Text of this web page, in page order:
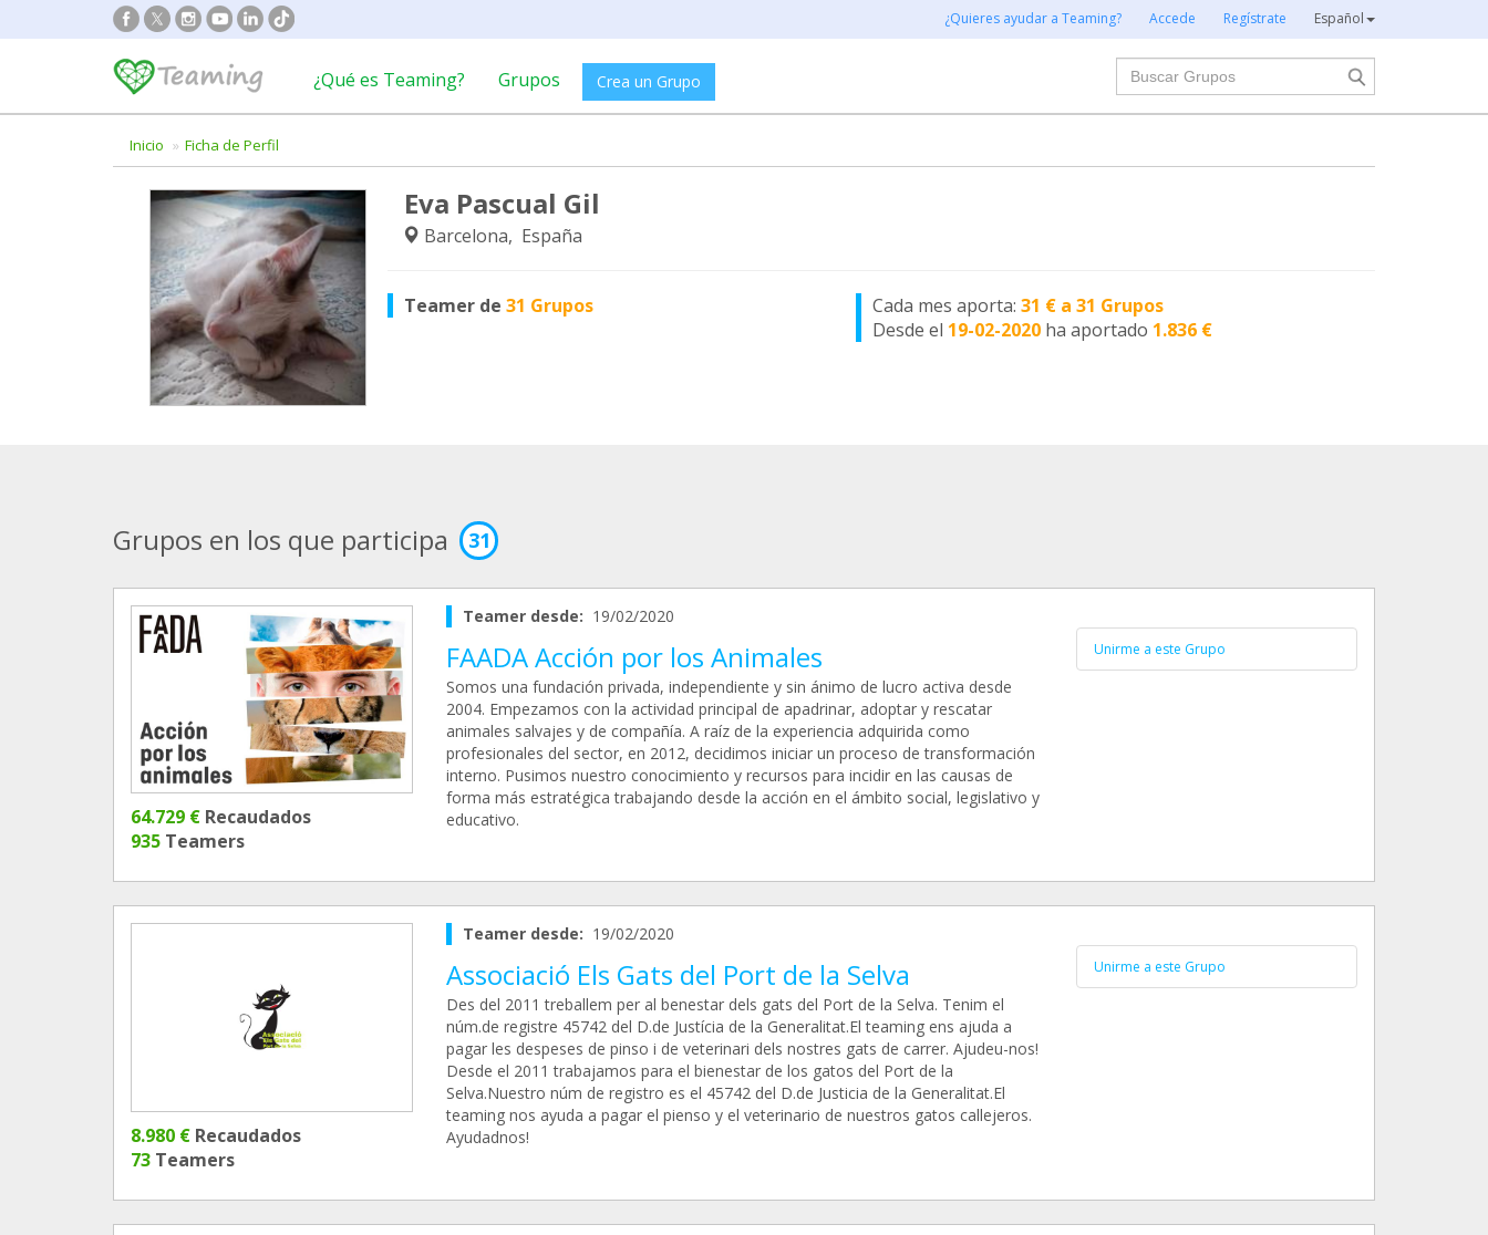
¿Quieres ayudar a Teaming? Accede Regístrate Español
¿Qué es Teaming? Grupos Crea un Grupo
Buscar
Inicio Ficha de Perfil
Eva Pascual Gil
Barcelona, España
Teamer de 31 Grupos Cada mes aporta:31 € a 31 Grupos
Desde el 19-02-2020 ha aportado 1.836 €
Grupos en los que participa 31
64.729 € Recaudados
935 Teamers
Teamer desde: 19/02/2020
FAADA Acción por los Animales
Somos una fundación privada, independiente y sin ánimo de lucro activa desde
2004. Empezamos con la actividad principal de apadrinar, adoptar y rescatar
animales salvajes y de compañía. A raíz de la experiencia adquirida como
profesionales del sector, en 2012, decidimos iniciar un proceso de transformación
interno. Pusimos nuestro conocimiento y recursos para incidir en las causas de
forma más estratégica trabajando desde la acción en el ámbito social, legislativo y
educativo.
Unirme a este Grupo
8.980 € Recaudados
73 Teamers
Teamer desde: 19/02/2020
Associació Els Gats del Port de la Selva
Des del 2011 treballem per al benestar dels gats del Port de la Selva. Tenim el
núm.de registre 45742 del D.de Justícia de la Generalitat.El teaming ens ajuda a
pagar les despeses de pinso i de veterinari dels nostres gats de carrer. Ajudeu-nos!
Desde el 2011 trabajamos para el bienestar de los gatos del Port de la
Selva.Nuestro núm de registro es el 45742 del D.de Justicia de la Generalitat.El
teaming nos ayuda a pagar el pienso y el veterinario de nuestros gatos callejeros.
Ayudadnos!
Unirme a este Grupo